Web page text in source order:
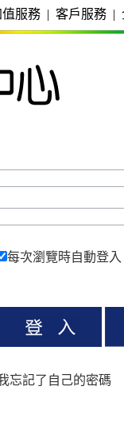
值服務 | 客戶服務 |
每次瀏覽時自動登入
忘記了自己的密碼